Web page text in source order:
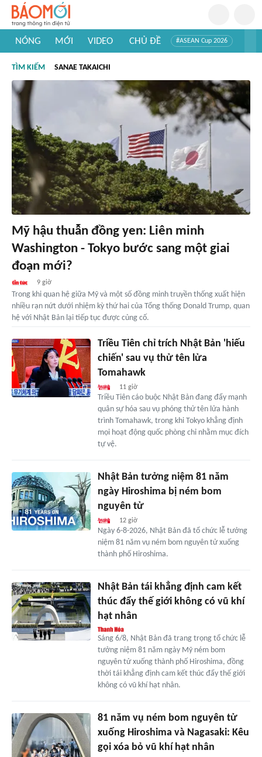
NÓNG MỚI VIDEO CHỦ ĐỀ #ASEAN Cup 2026
#Khám phá thế giới
TÌM KIẾM SANAE TAKAICHI
Mỹ hậu thuẫn đồng yen: Liên minh
Washington - Tokyo bước sang một giai
đoạn mới?
9 giờ
Trong khi quan hệ giữa Mỹ và một số đồng minh truyền thống xuất hiện
nhiều rạn nứt dưới nhiệm kỳ thứ hai của Tổng thống Donald Trump, quan
hệ với Nhật Bản lại tiếp tục được củng cố.
Triều Tiên chỉ trích Nhật Bản 'hiếu
chiến' sau vụ thử tên lửa
Tomahawk
11 giờ
Triều Tiên cáo buộc Nhật Bản đang đẩy mạnh
quân sự hóa sau vụ phóng thử tên lửa hành
trình Tomahawk, trong khi Tokyo khẳng định
mọi hoạt động quốc phòng chỉ nhằm mục đích
tự vệ.
Nhật Bản tưởng niệm 81 năm
ngày Hiroshima bị ném bom
nguyên tử
12 giờ
Ngày 6-8-2026, Nhật Bản đã tổ chức lễ tưởng
niệm 81 năm vụ ném bom nguyên tử xuống
thành phố Hiroshima.
Nhật Bản tái khẳng định cam kết
thúc đẩy thế giới không có vũ khí
hạt nhân
Sáng 6/8, Nhật Bản đã trang trọng tổ chức lễ
tưởng niệm 81 năm ngày Mỹ ném bom
nguyên tử xuống thành phố Hiroshima, đồng
thời tái khẳng định cam kết thúc đẩy thế giới
không có vũ khí hạt nhân.
81 năm vụ ném bom nguyên tử
xuống Hiroshima và Nagasaki: Kêu
gọi xóa bỏ vũ khí hạt nhân